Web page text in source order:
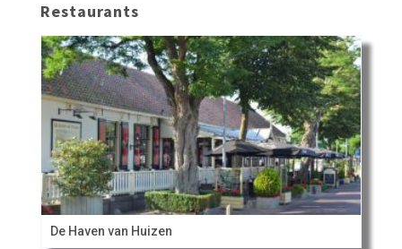
Restaurants
De Haven van Huizen